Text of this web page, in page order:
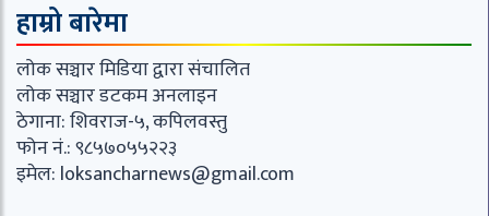
हाम्रो बारेमा
लोक सञ्चार मिडिया द्वारा संचालित
लोक सञ्चार डटकम अनलाइन
ठेगाना: शिवराज-५, कपिलवस्तु
फोन नं.: ९८५७०५५२२३
इमेल: loksancharnews@gmail.com